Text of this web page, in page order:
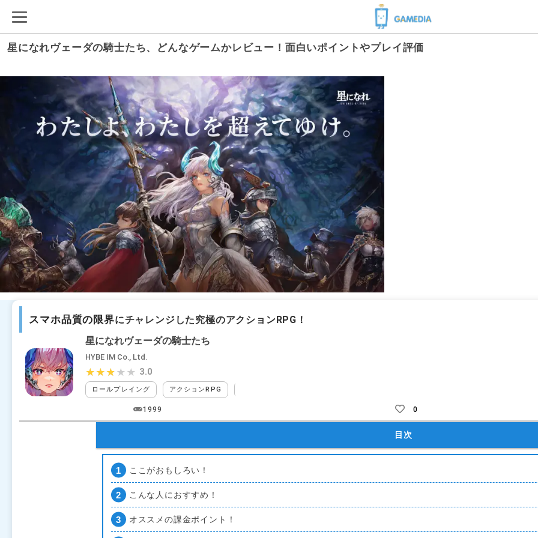
星になれヴェーダの騎士たち、どんなゲームかレビュー！面白いポイントやプレイ評価
スマホ品質の限界にチャレンジした究極のアクションRPG！
星になれヴェーダの騎士たち
HYBE IM Co., Ltd.
ロールプレイング アクションRPG
★★★★★
★★★★★ 3.0
1999 0
目次
ここがおもしろい！
こんな人におすすめ！
オススメの課金ポイント！